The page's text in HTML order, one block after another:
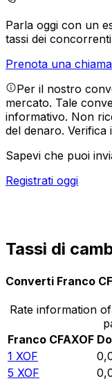
Parla oggi con un
tassi dei
Prenota una
Per il nostro
mercato. Tale
informativo. Non
del denaro. Verifica
Sapevi che puoi
Registrati oggi
Tassi di
Converti Franco
Rate information
Franco CFAXOF
1 XOF
5 XOF